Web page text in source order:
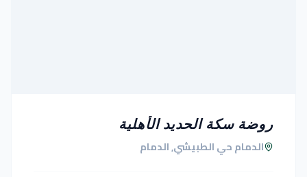
روضة سكة الحديد الأهلية
الدمام حي الطبيشي, الدمام